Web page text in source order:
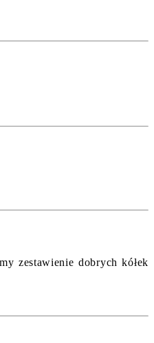
zestawienie dobrych kółek